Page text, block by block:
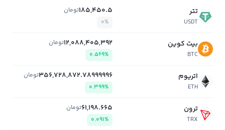
تتر
USDT
185,450.5تومان
0%
بیت کوین
BTC
12,088,405,392تومان
0.569%
اتریوم
ETH
356,728,872.78999996تومان
0.399%
ترون
TRX
61,198.665تومان
0.091%